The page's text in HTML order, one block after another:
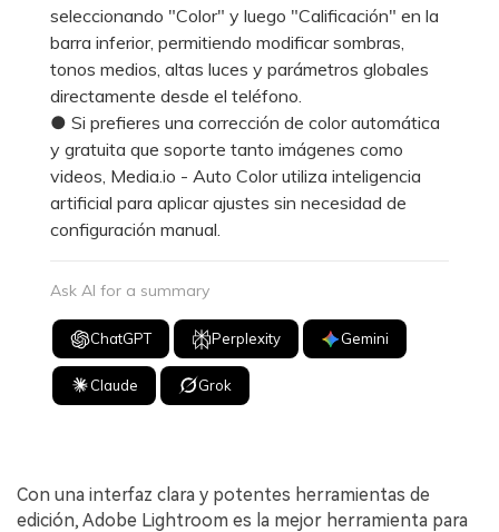
seleccionando "Color" y luego "Calificación" en la
barra inferior, permitiendo modificar sombras,
tonos medios, altas luces y parámetros globales
directamente desde el teléfono.
● Si prefieres una corrección de color automática
y gratuita que soporte tanto imágenes como
videos, Media.io - Auto Color utiliza inteligencia
artificial para aplicar ajustes sin necesidad de
configuración manual.
Ask AI for a summary
ChatGPT Perplexity Gemini
Claude Grok
Con una interfaz clara y potentes herramientas de
edición, Adobe Lightroom es la mejor herramienta para